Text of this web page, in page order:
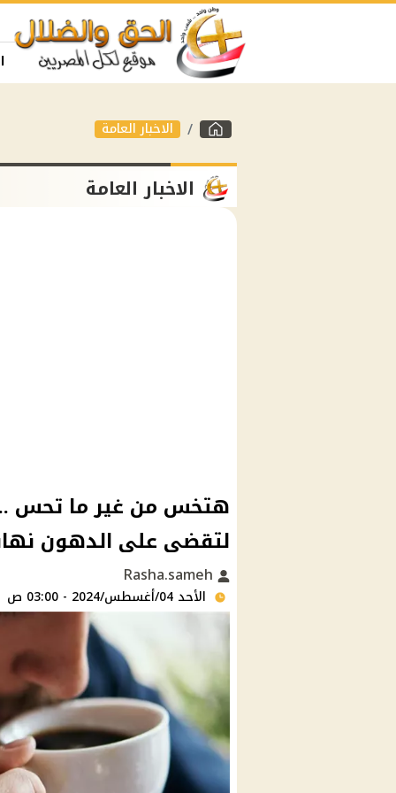
الاخبار العامة
الاخبار العامة
هتخس من غير ما تحس ..
لتقضى على الدهون
الأحد 04/أغسطس/2024 - 03:00 ص